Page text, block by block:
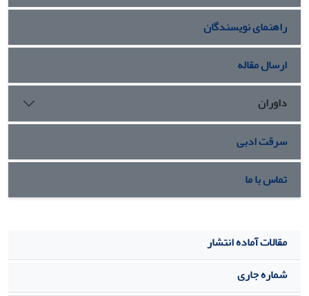
نموی فرابر (پریکارپ)، از ویژگی‌های بافت شناختی جالب توجه این
رقم بود که نقش سازشی و تکاملی آن را در زیستگاه‌های خاص،
نشان می‌دهد.
راهنمای نویسندگان
ارسال مقاله
داوران
سرقت ادبی
تماس با ما
مقالات آماده انتشار
شماره جاری